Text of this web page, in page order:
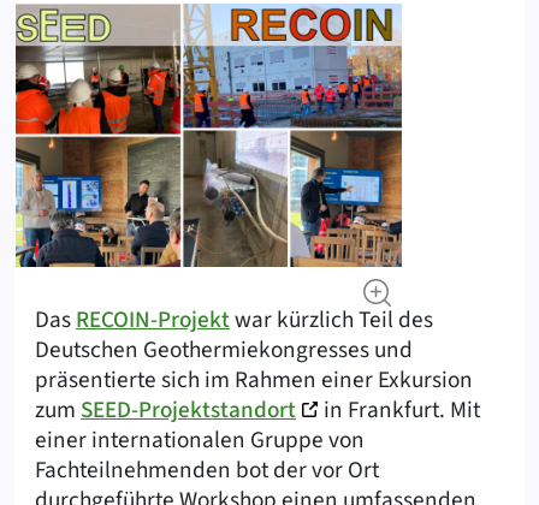
DasRECOIN-Projektwar kürzlich Teil des
Deutschen Geothermiekongresses und
präsentierte sich im Rahmen einer Exkursion
zumSEED-Projektstandort
in Frankfurt. Mit
einer internationalen Gruppe von
Fachteilnehmenden bot der vor Ort